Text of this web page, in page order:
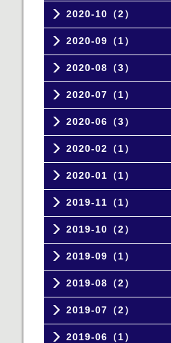
2020-10（2）
2020-09（1）
2020-08（3）
2020-07（1）
2020-06（3）
2020-02（1）
2020-01（1）
2019-11（1）
2019-10（2）
2019-09（1）
2019-08（2）
2019-07（2）
2019-06（1）